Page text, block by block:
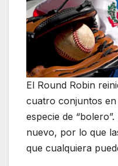
El Round Robin
cuatro conjuntos
especie de
nuevo, por lo que
que cualquiera